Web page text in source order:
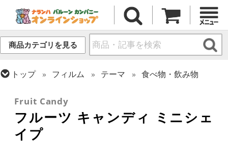
商品カテゴリを見る
トップ フィルム テーマ
食べ物・飲み物
ハロウィン・オータム(秋)
Fruit Candy
フルーツ キャンディ ミニシェ
イプ